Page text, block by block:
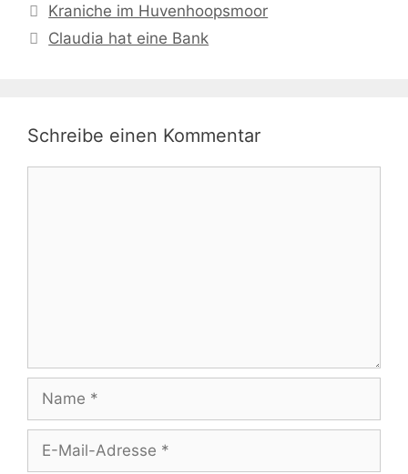
Kraniche im Huvenhoopsmoor
Claudia hat eine Bank
Schreibe einen Kommentar
Mail-